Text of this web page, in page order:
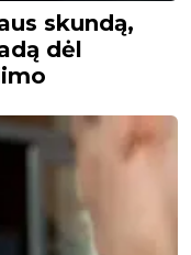
skundą,
dėl